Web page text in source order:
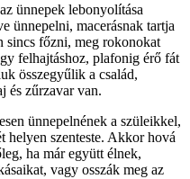
ünnepek lebonyolítása
ünnepelni, macerásnak tartja
sincs főzni, meg rokonokat
felhajtáshoz, plafonig érő fát
összegyűlik a család,
és zűrzavar van.
ünnepelnének a szüleikkel,
helyen szenteste. Akkor hová
ha már együtt élnek,
vagy osszák meg az